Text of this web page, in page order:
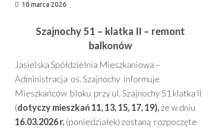
10 marca 2026
Szajnochy 51 – klatka II – remont
balkonów
Jasielska Spółdzielnia Mieszkaniowa –
Administracja oś. Szajnochy informuje
Mieszkańców bloku przy ul. Szajnochy 51 klatka II
(dotyczy mieszkań11, 13, 15, 17, 19),że w dniu
16.03.2026 r.(poniedziałek) zostaną rozpoczęte